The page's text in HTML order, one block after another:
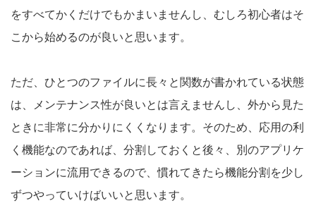
をすべてかくだけでもかまいませんし、むしろ初心者はそ
こから始めるのが良いと思います。
ただ、ひとつのファイルに長々と関数が書かれている状態
は、メンテナンス性が良いとは言えませんし、外から見た
ときに非常に分かりにくくなります。そのため、応用の利
く機能なのであれば、分割しておくと後々、別のアプリケ
ーションに流用できるので、慣れてきたら機能分割を少し
ずつやっていけばいいと思います。